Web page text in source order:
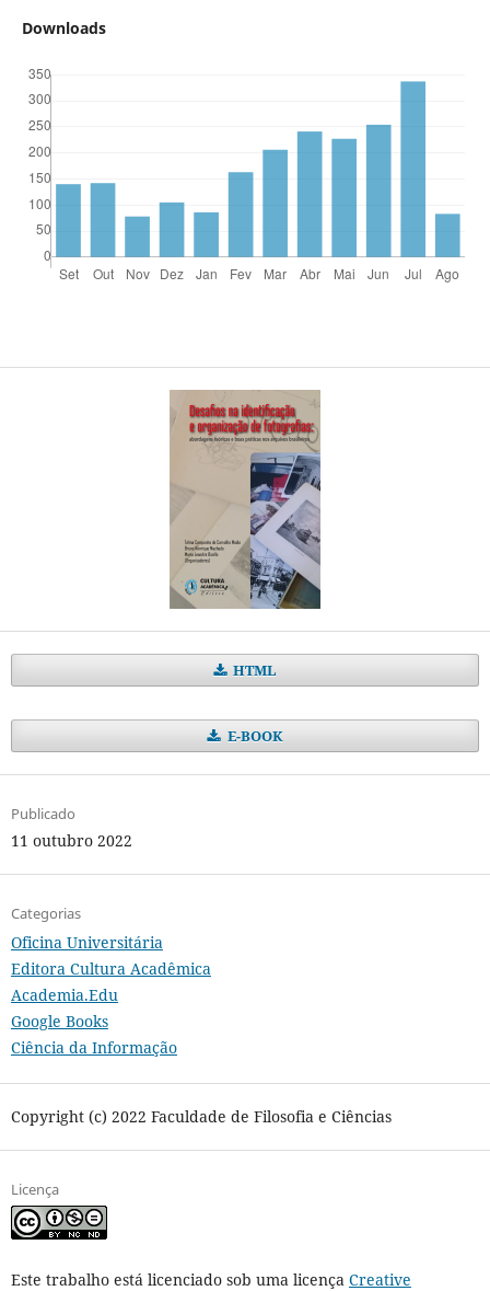
Downloads
HTML
E-BOOK
Publicado
11 outubro 2022
Categorias
Oficina Universitária
Editora Cultura Acadêmica
Academia.Edu
Google Books
Ciência da Informação
Copyright (c) 2022 Faculdade de Filosofia e Ciências
Licença
Este trabalho está licenciado sob uma licença Creative